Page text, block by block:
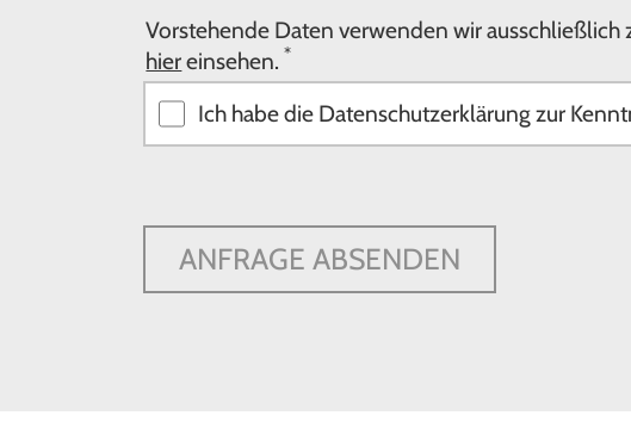
Vorstehende Daten verwenden wir
hiereinsehen.*
Ich habe die Datenschutzerklärung zur
ANFRAGE ABSENDEN